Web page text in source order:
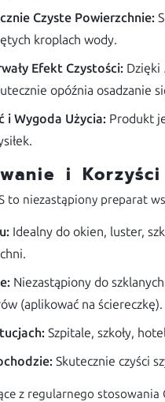
Czyste Powierzchnie:
kroplach wody.
Efekt Czystości: Dzięki
opóźnia osadzanie
i Wygoda Użycia: Produkt
i Korzyści
to niezastąpiony preparat
Idealny do okien, luster,
Niezastąpiony do
(aplikować na ściereczkę).
Szpitale, szkoły,
Skutecznie czyści
z regularnego stosowania